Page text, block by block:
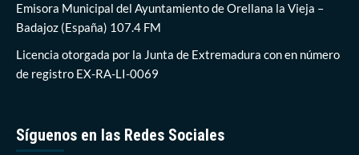
Emisora Municipal del Ayuntamiento de Orellana la Vieja –
Badajoz (España) 107.4 FM
Licencia otorgada por la Junta de Extremadura con en número
de registro EX-RA-LI-0069
Síguenos en las Redes Sociales